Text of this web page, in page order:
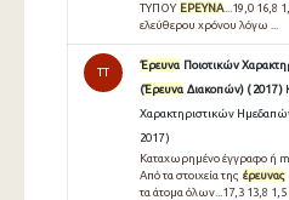
ΤΥΠΟΥ ΕΡΕΥΝΑ...19,0 16,8
ελεύθερου χρόνου λόγω ...
TT
Έρευνα Ποιοτικών
(Έρευνα Διακοπών) ( 2017 )
Χαρακτηριστικών
2017 )
Καταχωρημένο έγγραφο ή
Από τα στοιχεία της έρευνας
τα άτομα όλων...17,3 13,8 1,5